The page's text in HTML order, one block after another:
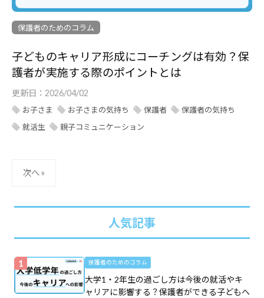
保護者のためのコラム
子どものキャリア形成にコーチングは有効？保
護者が実施する際のポイントとは
更新日： 2026/04/02
お子さま お子さまの気持ち 保護者
保護者の気持ち
就活生
親子コミュニケーション
投
の
ー
ジ
送
り
次へ »
人気記事
保護者のためのコラム
大学1・2年生の過ごし方は今後の就活やキ
ャリアに影響する？保護者ができる子どもへ